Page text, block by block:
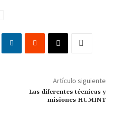
Artículo siguiente
Las diferentes técnicas y
misiones HUMINT